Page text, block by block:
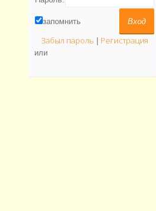
запомнить
Забыл пароль Регистрация
или